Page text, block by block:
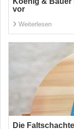
vor
Weiterlesen
Die